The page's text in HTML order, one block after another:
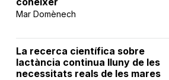
Mar Domènech
La recerca científica sobre
lactància continua lluny de les
necessitats reals de les mares